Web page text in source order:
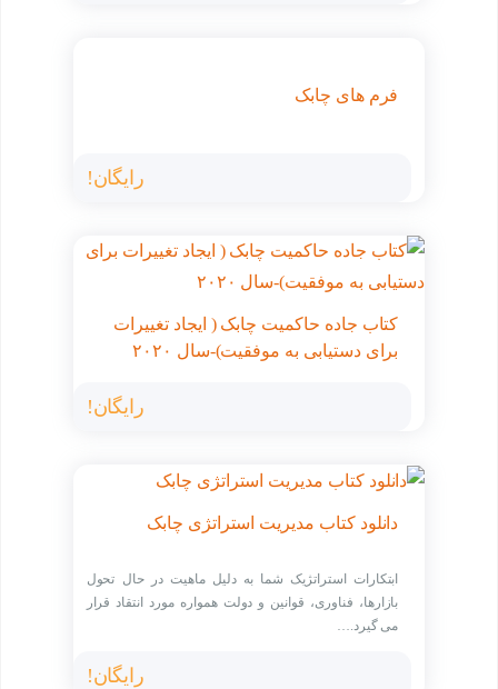
فرم های چابک
رایگان!
کتاب جاده حاکمیت چابک ( ایجاد تغییرات
برای دستیابی به موفقیت)-سال ۲۰۲۰
رایگان!
دانلود کتاب مدیریت استراتژی چابک
ابتکارات استراتژیک شما به دلیل ماهیت در حال تحول
بازارها، فناوری، قوانین و دولت همواره مورد انتقاد قرار
می گیرد.…
رایگان!